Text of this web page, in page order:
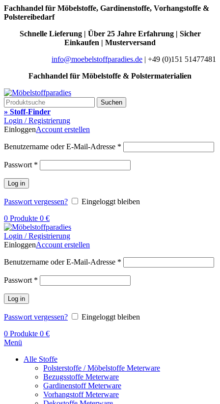
Fachhandel für Möbelstoffe, Gardinenstoffe, Vorhangstoffe &
Polstereibedarf
Schnelle Lieferung | Über 25 Jahre Erfahrung | Sicher
Einkaufen | Musterversand
info@moebelstoffparadies.de | +49 (0)151 51477481
Fachhandel für Möbelstoffe & Polstermaterialien
Suchen
» Stoff-Finder
Login / Registrierung
EinloggenAccount erstellen
Benutzername oder E-Mail-Adresse *
Passwort *
Log in
Passwort vergessen?
Eingeloggt bleiben
0 Produkte 0 €
Login / Registrierung
EinloggenAccount erstellen
Benutzername oder E-Mail-Adresse *
Passwort *
Log in
Passwort vergessen?
Eingeloggt bleiben
0 Produkte 0 €
Menü
Alle Stoffe
Polsterstoffe / Möbelstoffe Meterware
Bezugsstoffe Meterware
Gardinenstoff Meterware
Vorhangstoff Meterware